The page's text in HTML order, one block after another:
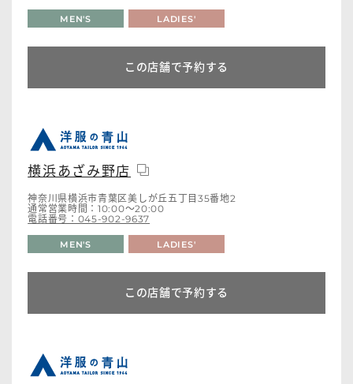
MEN'S LADIES'
この店舗で予約する
横浜あざみ野店
神奈川県横浜市青葉区美しが丘五丁目35番地2
通常営業時間：10:00～20:00
電話番号：045-902-9637
MEN'S LADIES'
この店舗で予約する